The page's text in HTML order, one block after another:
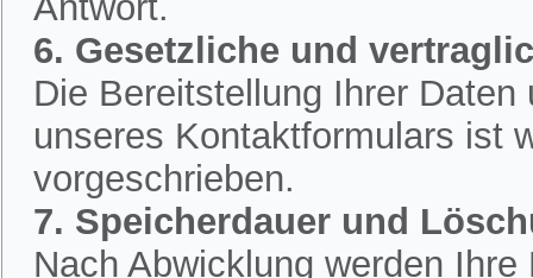
6. Gesetzliche und
Die Bereitstellung Ihrer
unseres Kontaktformulars ist
vorgeschrieben.
7. Speicherdauer und
Nach Abwicklung werden